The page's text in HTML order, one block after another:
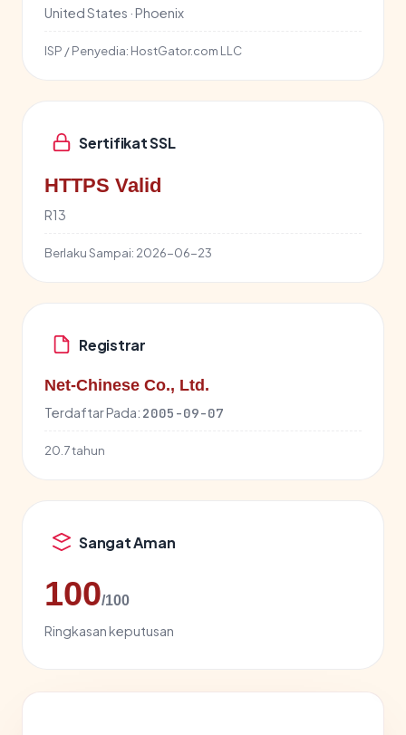
United States · Phoenix
ISP / Penyedia: HostGator.com LLC
Sertifikat SSL
HTTPS Valid
R13
Berlaku Sampai: 2026-06-23
Registrar
Net-Chinese Co., Ltd.
Terdaftar Pada: 2005-09-07
20.7 tahun
Sangat Aman
100/100
Ringkasan keputusan